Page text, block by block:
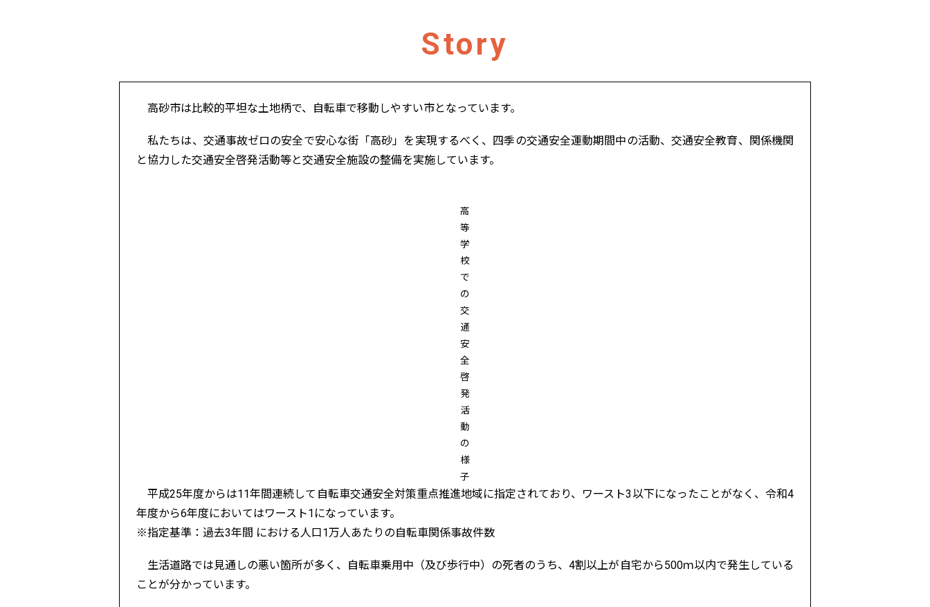
Story
高砂市は比較的平坦な土地柄で、自転車で移動しやすい市となっています。
私たちは、交通事故ゼロの安全で安心な街「高砂」を実現するべく、四季の交通安全運動期間中の活動、交通安全教育、関係機関
と協力した交通安全啓発活動等と交通安全施設の整備を実施しています。
高
等
学
校
で
の
交
通
安
全
啓
発
活
動
の
様
子
平成25年度からは11年間連続して自転車交通安全対策重点推進地域に指定されており、ワースト3以下になったことがなく、令和4
年度から6年度においてはワースト1になっています。
※指定基準：過去3年間 における人口1万人あたりの自転車関係事故件数
生活道路では見通しの悪い箇所が多く、自転車乗用中（及び歩行中）の死者のうち、4割以上が自宅から500ｍ以内で発生している
ことが分かっています。